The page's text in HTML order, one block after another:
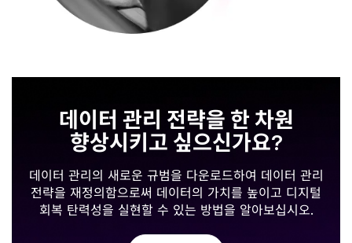
데이터 관리 전략을 한 차원
향상시키고 싶으신가요?
데이터 관리의 새로운 규범을 다운로드하여 데이터 관리
전략을 재정의함으로써 데이터의 가치를 높이고 디지털
회복 탄력성을 실현할 수 있는 방법을 알아보십시오.